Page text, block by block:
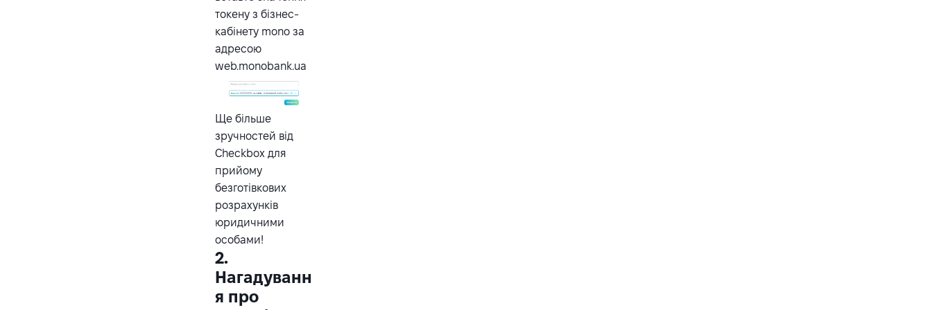
токену з бізнес-
кабінету mono за
адресою
web.monobank.ua
Ще більше
зручностей від
Checkbox для
прийому
безготівкових
розрахунків
юридичними
особами!
2.
Нагадуванн
я про